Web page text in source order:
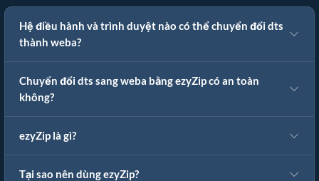
Hệ điều hành và trình duyệt nào có thể chuyển đổi dts
thành weba?
Chuyển đổi dts sang weba bằng ezyZip có an toàn
không?
ezyZip là gì?
Tại sao nên dùng ezyZip?